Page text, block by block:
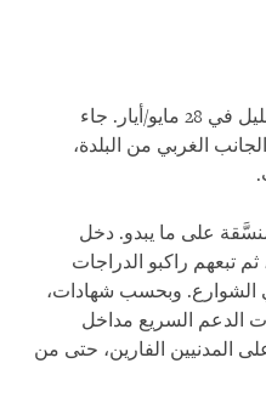
بدأ الهجوم بعد شروق الشمس بقليل في 28 مايو/أيار. جاء
الغربي من البلدة،
على ما يبدو. دخل
ثم تبعهم راكبو الدراجات
الشوارع. وبحسب شهادات،
الدعم السريع مداخل
المدنيين الفارين، حتى من